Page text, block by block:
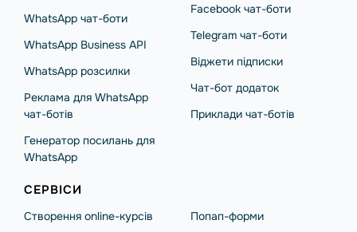
WhatsApp чат-боти
WhatsApp Business API
WhatsApp розсилки
Реклама для WhatsApp
чат-ботів
Генератор посилань для
WhatsApp
Facebook чат-боти
Telegram чат-боти
Віджети підписки
Чат-бот додаток
Приклади чат-ботів
СЕРВІСИ
Створення online-курсів
Попап-форми